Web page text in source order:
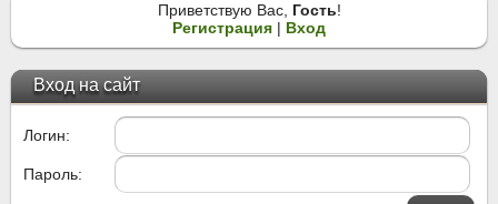
Приветствую Вас, Гость!
Регистрация | Вход
Вход на сайт
Логин:
Пароль: